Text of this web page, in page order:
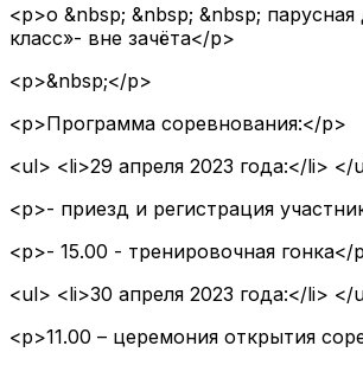
<p>o &nbsp; &nbsp; &nbsp; парусная
класс»- вне зачёта</p>
<p>&nbsp;</p>
<p>Программа соревнования:</p>
<ul> <li>29 апреля 2023 года:</li> </
<p>- приезд и регистрация
<p>- 15.00 - тренировочная гонка</
<ul> <li>30 апреля 2023 года:</li> </
<p>11.00 – церемония открытия